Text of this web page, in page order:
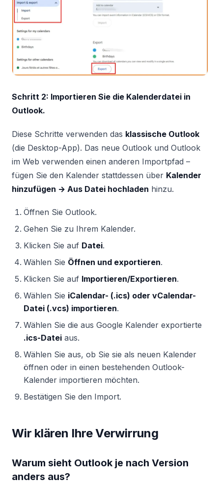
Schritt 2: Importieren Sie die Kalenderdatei in
Outlook.
Diese Schritte verwenden das klassische Outlook
(die Desktop-App). Das neue Outlook und Outlook
im Web verwenden einen anderen Importpfad –
fügen Sie den Kalender stattdessen über Kalender
hinzufügen → Aus Datei hochladen hinzu.
Öffnen Sie Outlook.
Gehen Sie zu Ihrem Kalender.
Klicken Sie auf Datei.
Wählen Sie Öffnen und exportieren.
Klicken Sie auf Importieren/Exportieren.
Wählen Sie iCalendar- (.ics) oder vCalendar-
Datei (.vcs) importieren.
Wählen Sie die aus Google Kalender exportierte
.ics-Datei aus.
Wählen Sie aus, ob Sie sie als neuen Kalender
öffnen oder in einen bestehenden Outlook-
Kalender importieren möchten.
Bestätigen Sie den Import.
Wir klären Ihre Verwirrung
Warum sieht Outlook je nach Version
anders aus?